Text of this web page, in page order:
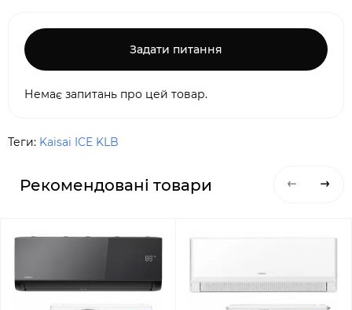
Задати питання
Немає запитань про цей товар.
Теги: Kaisai ICE KLB
Рекомендовані товари